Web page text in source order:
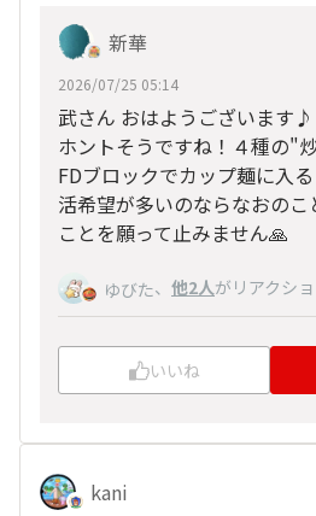
新華
2026/07/25 05:14
武さん おはようございます♪
ホントそうですね！４種の"
FDブロックでカップ麺に入
活希望が多いのならなおの
ことを願って止みません🙏
ゆびた、 他2人がリアクシ
いいね
kani